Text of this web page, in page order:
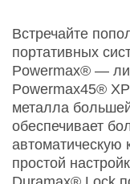
Встречайте
портативных
Powermax® —
Powermax45®
металла
обеспечивает
автоматическую
простой